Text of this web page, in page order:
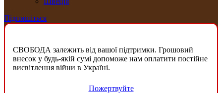
Підпишіться
СВОБОДА залежить від вашої підтримки. Грошовий
внесок у будь-якій сумі допоможе нам оплатити постійне
висвітлення війни в Україні.
Пожертвуйте